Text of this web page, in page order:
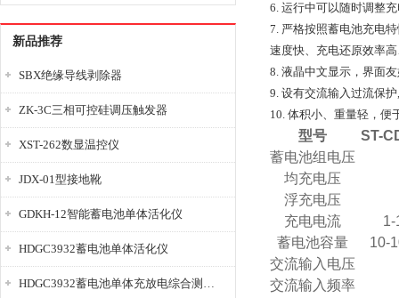
新品推荐
SBX绝缘导线剥除器
ZK-3C三相可控硅调压触发器
XST-262数显温控仪
JDX-01型接地靴
GDKH-12智能蓄电池单体活化仪
HDGC3932蓄电池单体活化仪
HDGC3932蓄电池单体充放电综合测试仪
6. 运行中可以随时调整
7. 严格按照蓄电池充电
速度快、充电还原效率
8. 液晶中文显示，界面
9. 设有交流输入过流保
10. 体积小、重量轻，便
型号
ST-
蓄电池组电压
均充电压
浮充电压
充电电流
1-
蓄电池容量
10-
交流输入电压
交流输入频率